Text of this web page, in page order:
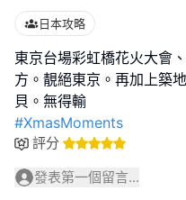
日本攻略
東京台場彩虹橋花火大會
方。靚絕東京。再加上築
#XmasMoments
評分
發表第一個留言...